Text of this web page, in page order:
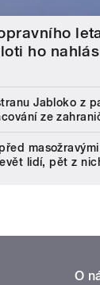
ho
Jabloko z
ze
lidí, pět z
O